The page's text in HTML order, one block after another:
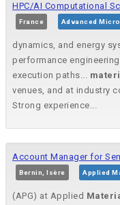
HPC/AI Computational
France Advanced
dynamics, and energy
performance
execution paths...
venues, and at industry
Strong experience...
Account Manager for
Bernin, Isère Applied
(APG) at Applied